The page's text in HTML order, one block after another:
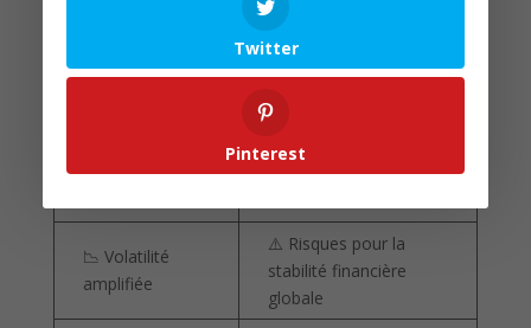
Conséquences
Implications
concrètes
d’information
🛡️ Difficulté pour les
régulateurs de suivre le
📉 Volatilité
amplifiée
⚠️ Risques pour la
stabilité financière
globale
Twitter
Pinterest